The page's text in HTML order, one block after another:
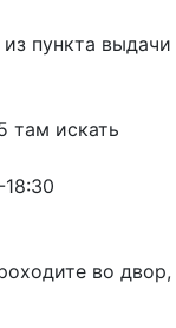
пункта выдачи
там искать
во двор,